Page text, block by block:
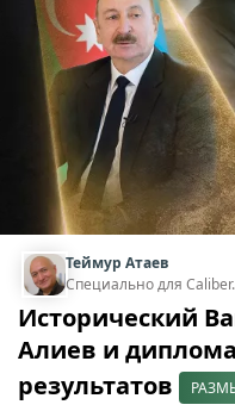
Теймур Атаев
Специально для
Исторический
Алиев и
результатов